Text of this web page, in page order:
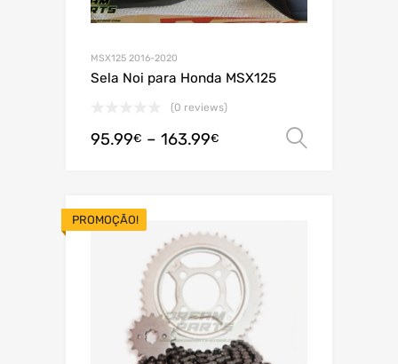
MSX125 2016-2020
Sela Noi para Honda MSX125
(0 reviews)
95.99€ – 163.99€
PROMOÇÃO!